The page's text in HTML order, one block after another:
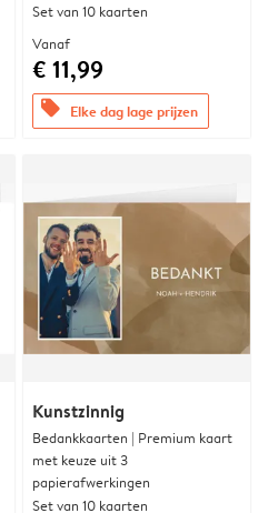
Set van 10 kaarten
Vanaf
€ 11,99
offers Elke dag lage prijzen
Kunstzinnig
Bedankkaarten | Premium kaart
met keuze uit 3
papierafwerkingen
Set van 10 kaarten